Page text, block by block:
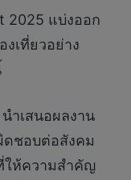
2025 แบ่งออก
งเที่ยวอย่าง
ำเสนอผลงาน
ดชอบต่อสังคม
ให้ความสำคัญ